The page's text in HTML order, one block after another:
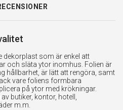
dekorplast som är enkel att
och släta ytor inomhus. Folien är
hållbarhet, är lätt att rengöra, samt
vare foliens formbara
på ytor med krökningar.
butiker, kontor, hotell,
m.m.